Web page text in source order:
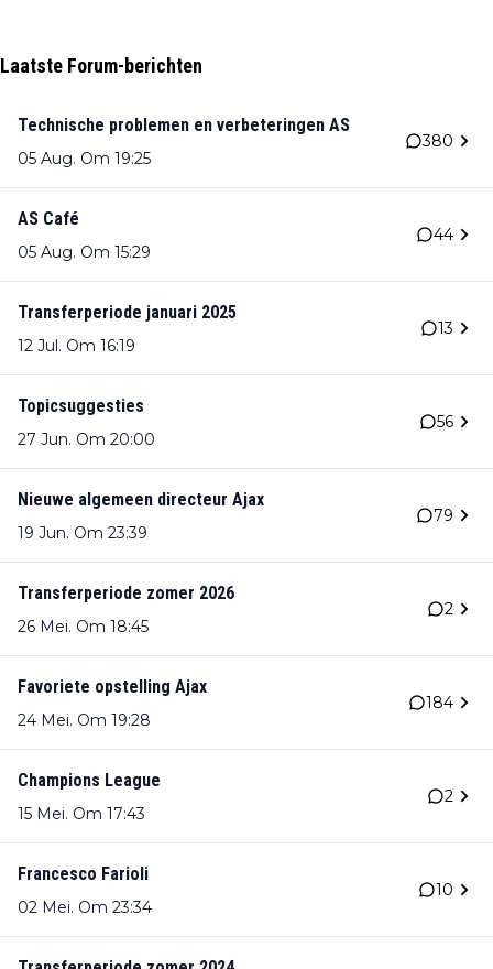
Laatste Forum-berichten
Technische problemen en verbeteringen AS
05 Aug. Om 19:25
380
AS Café
05 Aug. Om 15:29
44
Transferperiode januari 2025
12 Jul. Om 16:19
13
Topicsuggesties
27 Jun. Om 20:00
56
Nieuwe algemeen directeur Ajax
19 Jun. Om 23:39
79
Transferperiode zomer 2026
26 Mei. Om 18:45
2
Favoriete opstelling Ajax
24 Mei. Om 19:28
184
Champions League
15 Mei. Om 17:43
2
Francesco Farioli
02 Mei. Om 23:34
10